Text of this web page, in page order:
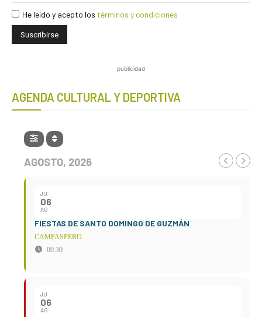
He leído y acepto los términos y condiciones
publicidad
AGENDA CULTURAL Y DEPORTIVA
AGOSTO, 2026
JU
06
AG
FIESTAS DE SANTO DOMINGO DE GUZMÁN
CAMPASPERO
00:30
JU
06
AG